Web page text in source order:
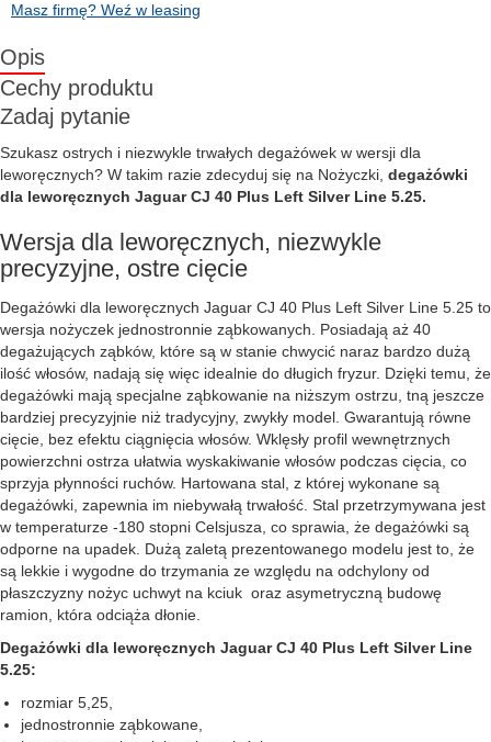
Masz firmę? Weź w leasing
Opis
Cechy produktu
Zadaj pytanie
Szukasz ostrych i niezwykle trwałych degażówek w wersji dla
leworęcznych? W takim razie zdecyduj się na Nożyczki, degażówki
dla leworęcznych Jaguar CJ 40 Plus Left Silver Line 5.25.
Wersja dla leworęcznych, niezwykle
precyzyjne, ostre cięcie
Degażówki dla leworęcznych Jaguar CJ 40 Plus Left Silver Line 5.25 to
wersja nożyczek jednostronnie ząbkowanych. Posiadają aż 40
degażujących ząbków, które są w stanie chwycić naraz bardzo dużą
ilość włosów, nadają się więc idealnie do długich fryzur. Dzięki temu, że
degażówki mają specjalne ząbkowanie na niższym ostrzu, tną jeszcze
bardziej precyzyjnie niż tradycyjny, zwykły model. Gwarantują równe
cięcie, bez efektu ciągnięcia włosów. Wklęsły profil wewnętrznych
powierzchni ostrza ułatwia wyskakiwanie włosów podczas cięcia, co
sprzyja płynności ruchów. Hartowana stal, z której wykonane są
degażówki, zapewnia im niebywałą trwałość. Stal przetrzymywana jest
w temperaturze -180 stopni Celsjusza, co sprawia, że degażówki są
odporne na upadek. Dużą zaletą prezentowanego modelu jest to, że
są lekkie i wygodne do trzymania ze względu na odchylony od
płaszczyzny nożyc uchwyt na kciuk oraz asymetryczną budowę
ramion, która odciąża dłonie.
Degażówki dla leworęcznych Jaguar CJ 40 Plus Left Silver Line
5.25:
rozmiar 5,25,
jednostronnie ząbkowane,